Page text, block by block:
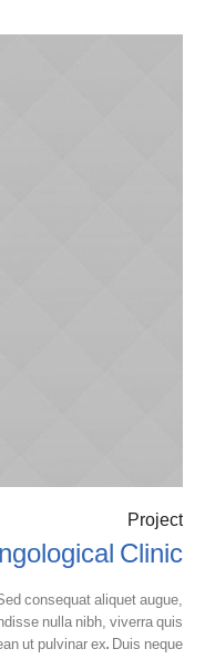
Project
Clinic
consequat aliquet augue,
nulla nibh, viverra quis
ut pulvinar ex. Duis neque